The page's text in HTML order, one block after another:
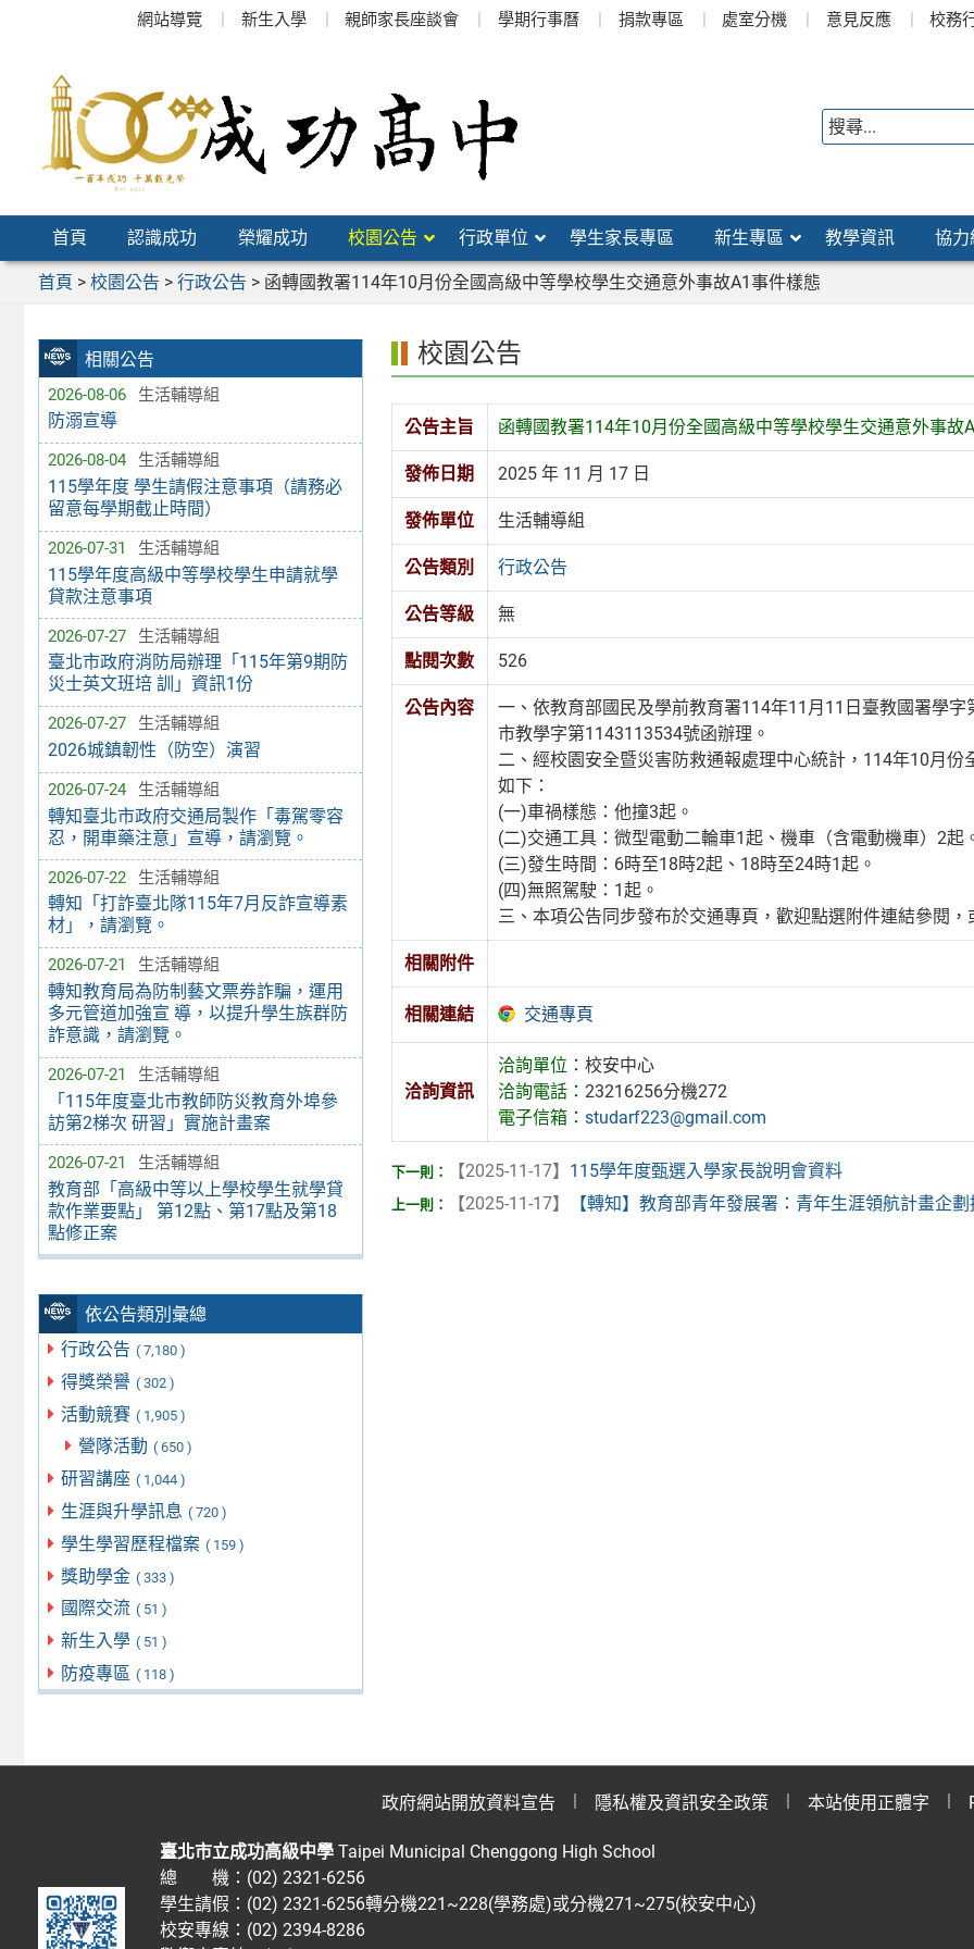
網站導覽 新生入學 親師家長座談會 學期行事曆 捐款專區 處室分機 意見反應 校務
首頁 認識成功 榮耀成功 校園公告 行政單位 學生家長專區 新生專區 教學資訊 協力
首頁 > 校園公告 > 行政公告 > 函轉國教署114年10月份全國高級中等學校學生交通意外事故A1事件樣態
相關公告
2026-08-06 生活輔導組
防溺宣導
2026-08-04 生活輔導組
115學年度 學生請假注意事項（請務必
留意每學期截止時間）
2026-07-31 生活輔導組
115學年度高級中等學校學生申請就學
貸款注意事項
2026-07-27 生活輔導組
臺北市政府消防局辦理「115年第9期防
災士英文班培 訓」資訊1份
2026-07-27 生活輔導組
2026城鎮韌性（防空）演習
2026-07-24 生活輔導組
轉知臺北市政府交通局製作「毒駕零容
忍，開車藥注意」宣導，請瀏覽。
2026-07-22 生活輔導組
轉知「打詐臺北隊115年7月反詐宣導素
材」，請瀏覽。
2026-07-21 生活輔導組
轉知教育局為防制藝文票券詐騙，運用
多元管道加強宣 導，以提升學生族群防
詐意識，請瀏覽。
2026-07-21 生活輔導組
「115年度臺北市教師防災教育外埠參
訪第2梯次 研習」實施計畫案
2026-07-21 生活輔導組
教育部「高級中等以上學校學生就學貸
款作業要點」 第12點、第17點及第18
點修正案
依公告類別彙總
行政公告 ( 7,180 )
得獎榮譽 ( 302 )
活動競賽 ( 1,905 )
營隊活動 ( 650 )
研習講座 ( 1,044 )
生涯與升學訊息 ( 720 )
學生學習歷程檔案 ( 159 )
獎助學金 ( 333 )
國際交流 ( 51 )
新生入學 ( 51 )
防疫專區 ( 118 )
校園公告
公告主旨 函轉國教署114年10月份全國高級中等學校學生交通意外事故
發佈日期 2025 年 11 月 17 日
發佈單位 生活輔導組
公告類別 行政公告
公告等級 無
點閱次數 526
公告內容
一、依教育部國民及學前教育署114年11月11日臺教國署學
市教學字第1143113534號函辦理。
二、經校園安全暨災害防救通報處理中心統計，114年10月
如下：
(一)車禍樣態：他撞3起。
(二)交通工具：微型電動二輪車1起、機車（含電動機車）2起
(三)發生時間：6時至18時2起、18時至24時1起。
(四)無照駕駛：1起。
三、本項公告同步發布於交通專頁，歡迎點選附件連結參閱，
相關附件
相關連結 交通專頁
洽詢資訊
洽詢單位：校安中心
洽詢電話：23216256分機272
電子信箱：studarf223@gmail.com
【2025-11-17】 115學年度甄選入學家長說明會資料
【2025-11-17】
【轉知】教育部青年發展署：青年生涯領航計畫企
政府網站開放資料宣告 隱私權及資訊安全政策 本站使用正體字
臺北市立成功高級中學Taipei Municipal Chenggong High School
總 機：(02) 2321-6256
學生請假：(02) 2321-6256轉分機221~228(學務處)或分機271~275(校安中心)
校安專線：(02) 2394-8286